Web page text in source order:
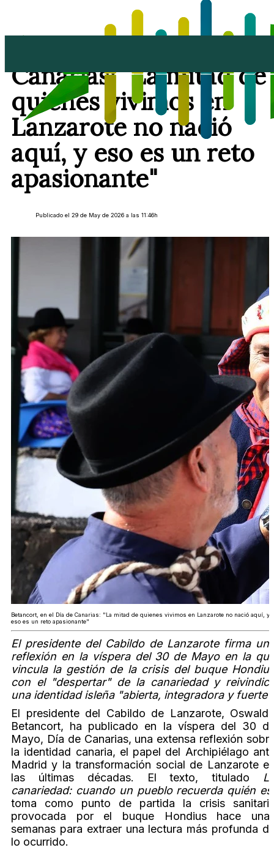
Canarias: "La mitad de
quienes vivimos en
Lanzarote no nació
aquí, y eso es un reto
apasionante"
Publicado el 29 de May de 2026 a las 11:46h
Betancort, en el Día de Canarias: "La mitad de quienes vivimos en Lanzarote no nació aquí, y
eso es un reto apasionante"
El presidente del Cabildo de Lanzarote firma
reflexión en la víspera del 30 de Mayo en la
vincula la gestión de la crisis del buque
con el "despertar" de la canariedad y
una identidad isleña "abierta, integradora y fuerte"
El presidente del Cabildo de Lanzarote,
Betancort, ha publicado en la víspera del 30
Mayo, Día de Canarias, una extensa reflexión
la identidad canaria, el papel del Archipiélago
Madrid y la transformación social de Lanzarote
las últimas décadas. El texto, titulado
canariedad: cuando un pueblo recuerda quién es
toma como punto de partida la crisis
provocada por el buque Hondius hace
semanas para extraer una lectura más profunda
lo ocurrido.